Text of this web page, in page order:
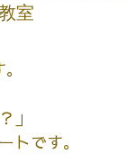
室
」
トです。